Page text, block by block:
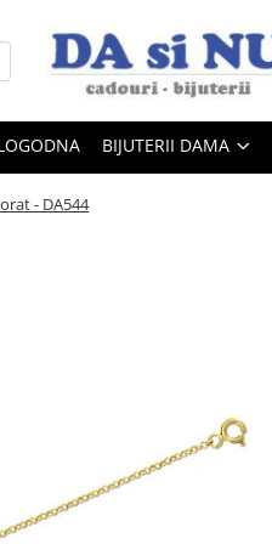
BIJUTERII DAMA
- DA544